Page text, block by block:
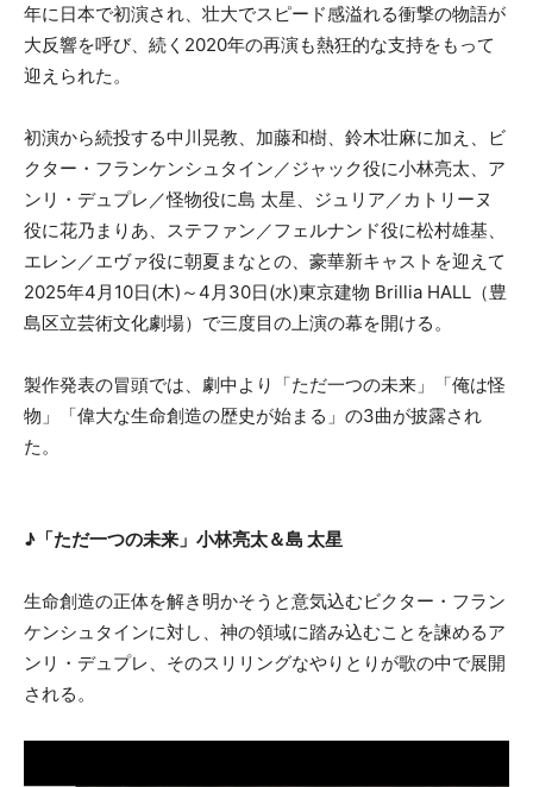
年に日本で初演され、壮大でスピード感溢れる衝撃の物語が
大反響を呼び、続く2020年の再演も熱狂的な支持をもって
迎えられた。
初演から続投する中川晃教、加藤和樹、鈴木壮麻に加え、ビ
クター・フランケンシュタイン／ジャック役に小林亮太、ア
ンリ・デュプレ／怪物役に島 太星、ジュリア／カトリーヌ
役に花乃まりあ、ステファン／フェルナンド役に松村雄基、
エレン／エヴァ役に朝夏まなとの、豪華新キャストを迎えて
2025年4月10日(木)～4月30日(水)東京建物 Brillia HALL（豊
島区立芸術文化劇場）で三度目の上演の幕を開ける。
製作発表の冒頭では、劇中より「ただ一つの未来」「俺は怪
物」「偉大な生命創造の歴史が始まる」の3曲が披露され
た。
♪「ただ一つの未来」小林亮太＆島 太星
生命創造の正体を解き明かそうと意気込むビクター・フラン
ケンシュタインに対し、神の領域に踏み込むことを諫めるア
ンリ・デュプレ、そのスリリングなやりとりが歌の中で展開
される。